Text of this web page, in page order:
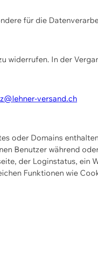
für die
widerrufen. In der
versand.ch
oder Domains
Benutzer während
der Loginstatus, ein
Funktionen wie